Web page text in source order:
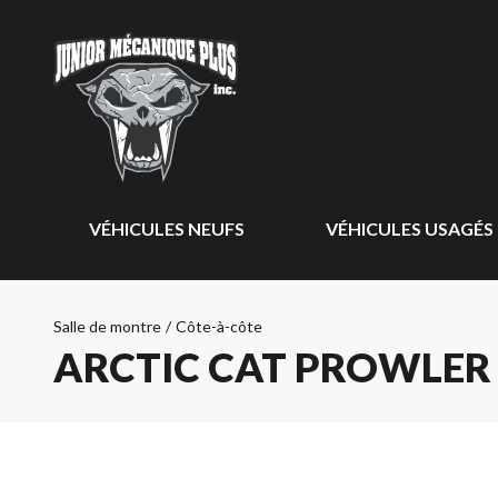
VÉHICULES NEUFS VÉHICULES USAGÉS
Salle de montre / Côte-à-côte
ARCTIC CAT